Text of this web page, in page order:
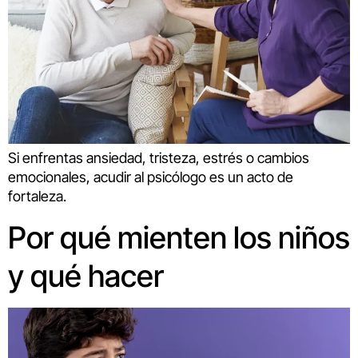
Si enfrentas ansiedad, tristeza, estrés o cambios
emocionales, acudir al psicólogo es un acto de
fortaleza.
Por qué mienten los niños
y qué hacer